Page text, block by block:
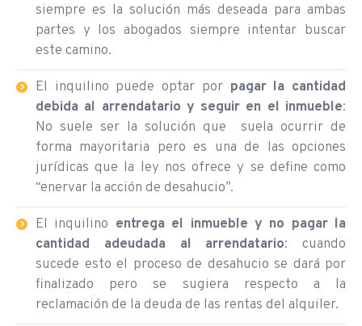
siempre es la solución más deseada para ambas
partes y los abogados siempre intentar buscar
este camino.
El inquilino puede optar por pagar la cantidad
debida al arrendatario y seguir en el inmueble:
No suele ser la solución que suela ocurrir de
forma mayoritaria pero es una de las opciones
jurídicas que la ley nos ofrece y se define como
“enervar la acción de desahucio”.
El inquilino entrega el inmueble y no pagar la
cantidad adeudada al arrendatario: cuando
sucede esto el proceso de desahucio se dará por
finalizado pero se sugiera respecto a la
reclamación de la deuda de las rentas del alquiler.